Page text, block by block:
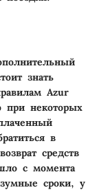
знать
Azur
некоторых
в
средств
с момента
сроки, у